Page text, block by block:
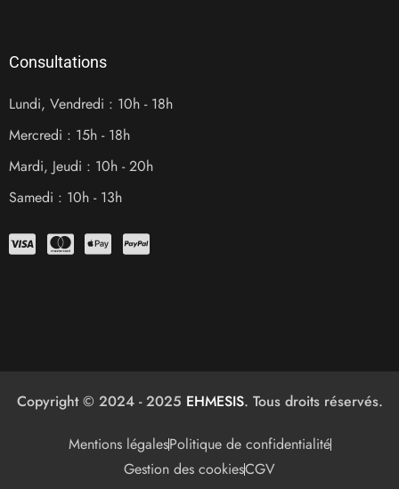
Consultations
Lundi, Vendredi : 10h - 18h
Mercredi : 15h - 18h
Mardi, Jeudi : 10h - 20h
Samedi : 10h - 13h
Copyright © 2024 - 2025 EHMESIS. Tous droits réservés.
Mentions légalesPolitique de confidentialité
Gestion des cookiesCGV